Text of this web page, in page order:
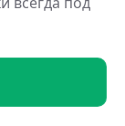
года
в